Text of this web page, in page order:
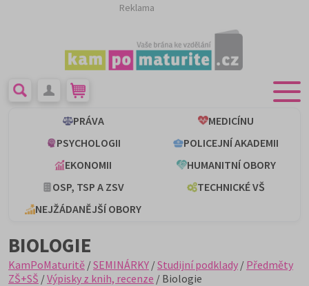
Reklama
PRÁVA
MEDICÍNU
PSYCHOLOGII
POLICEJNÍ AKADEMII
EKONOMII
HUMANITNÍ OBORY
OSP, TSP A ZSV
TECHNICKÉ VŠ
NEJŽÁDANĚJŠÍ OBORY
BIOLOGIE
KamPoMaturitě /SEMINÁRKY /Studijní podklady / Předměty
ZŠ+SŠ /Výpisky z knih, recenze / Biologie